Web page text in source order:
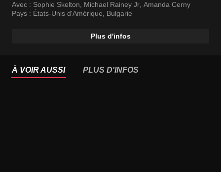
Avec : Sophie Skelton Michael Rainey Jr Amanda Cerny
Pays : États-Unis d'Amérique Bulgarie
Plus d'infos
À VOIR AUSSI PLUS D'INFOS